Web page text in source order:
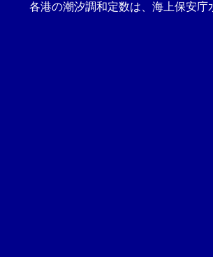
各港の潮汐調和定数は、海上保安